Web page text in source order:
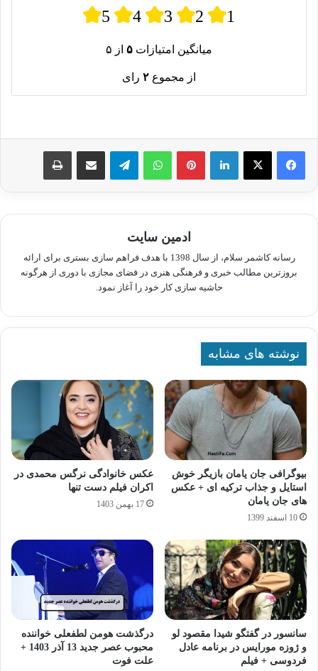
5 4 3 2 1
میانگین امتیازات ۵ از ۵
از مجموع ۲ رای
لینکدین پینترستواتس آپ تلگرام اشتراک گذاری از طریق ایمیل چاپ
ادمین سایت
رسانه کاشمر سلام، از سال 1398 با هدف فراهم سازی بستری برای ارائه
بروزترین مطالب خبری و فرهنگی هنری در فضای مجازی با دوری از هرگونه
حاشیه سازی کار خود را آغاز نمود.
نوشته های مشابه
بیوگرافی جان یامان بازیگر خوش
استایل و جذاب ترکیه ای + عکس
های جان یامان
10 اسفند 1399
عکس خانوادگی نرگس محمدی در
اکران فیلم دست تنها
17 بهمن 1403
سانسور در گفتگو شیدا مقصود لو
و ژوزه مورایس در برنامه عادل
فردوسی + فیلم
درگذشت هومن لطفعلی خواننده
محبوب عصر جدید 13 آذر 1403 +
علت فوت